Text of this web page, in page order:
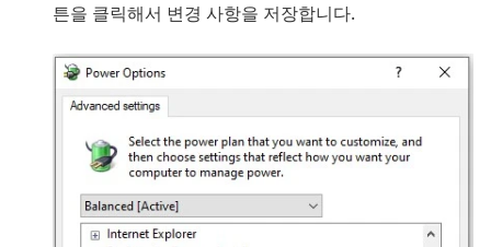
튼을 클릭해서 변경 사항을 저장합니다.